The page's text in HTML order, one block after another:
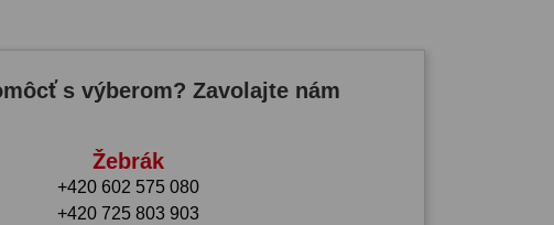
s výberom? Zavolajte nám
Žebrák
+420 602 575 080
+420 725 803 903